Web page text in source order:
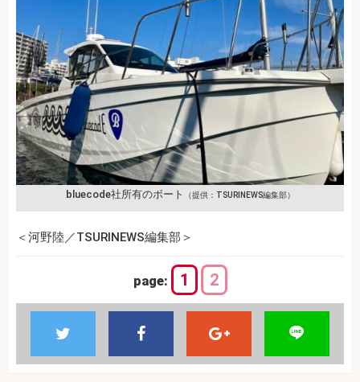
bluecode社所有のボート （提供：TSURINEWS編集部）
＜河野陸／TSURINEWS編集部＞
page: 1 2